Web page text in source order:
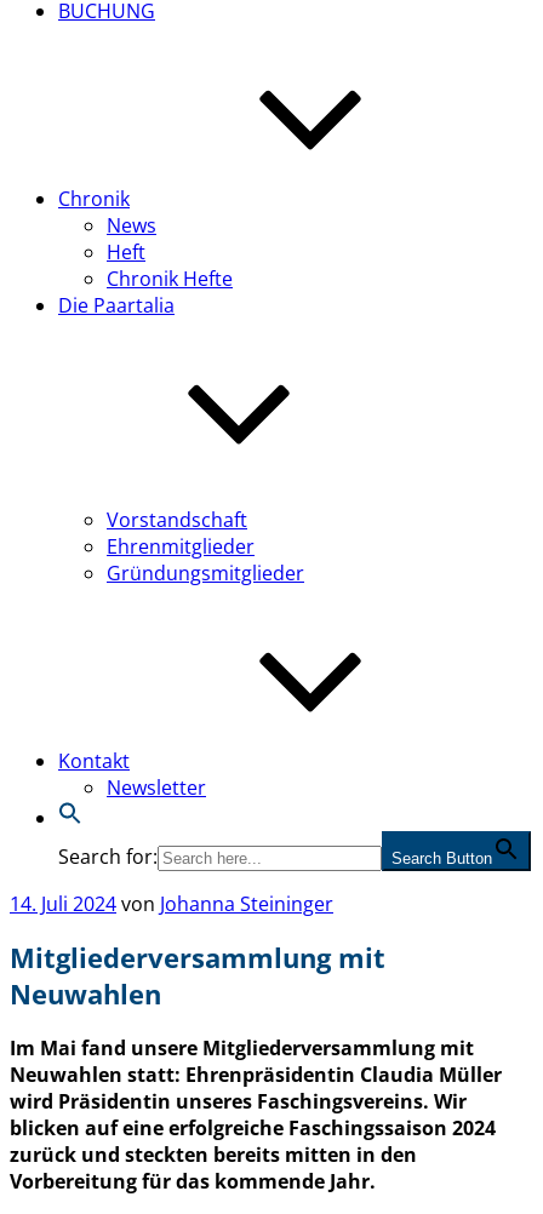
BUCHUNG
Chronik
News
Heft
Chronik Hefte
Die Paartalia
Vorstandschaft
Ehrenmitglieder
Gründungsmitglieder
Kontakt
Newsletter
Search for: Search Button
Veröffentlicht
14. Juli 2024von Johanna Steininger
Mitgliederversammlung mit
Neuwahlen
Im Mai fand unsere Mitgliederversammlung mit
Neuwahlen statt: Ehrenpräsidentin Claudia Müller
wird Präsidentin unseres Faschingsvereins. Wir
blicken auf eine erfolgreiche Faschingssaison 2024
zurück und steckten bereits mitten in den
Vorbereitung für das kommende Jahr.